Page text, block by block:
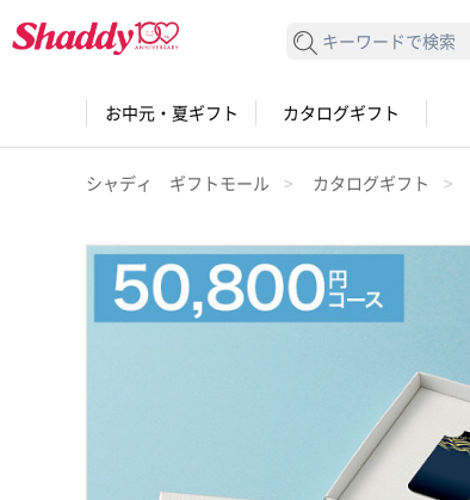
検索する
お中元・夏ギフト カタログギフト
シャディ ギフトモール カタログギフト